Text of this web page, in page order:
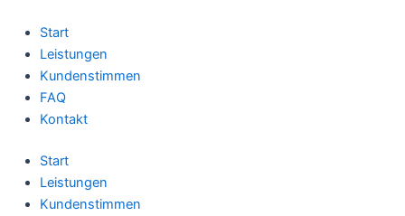
Inhalt
springen
Start
Leistungen
Kundenstimmen
FAQ
Kontakt
Start
Leistungen
Kundenstimmen